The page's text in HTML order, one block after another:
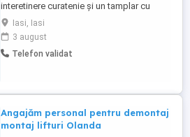
interetinere curatenie și un tamplar cu
experienta în pal melaminat
Iasi, Iasi
3 august
Telefon validat
Angajăm personal pentru demontaj
montaj lifturi Olanda